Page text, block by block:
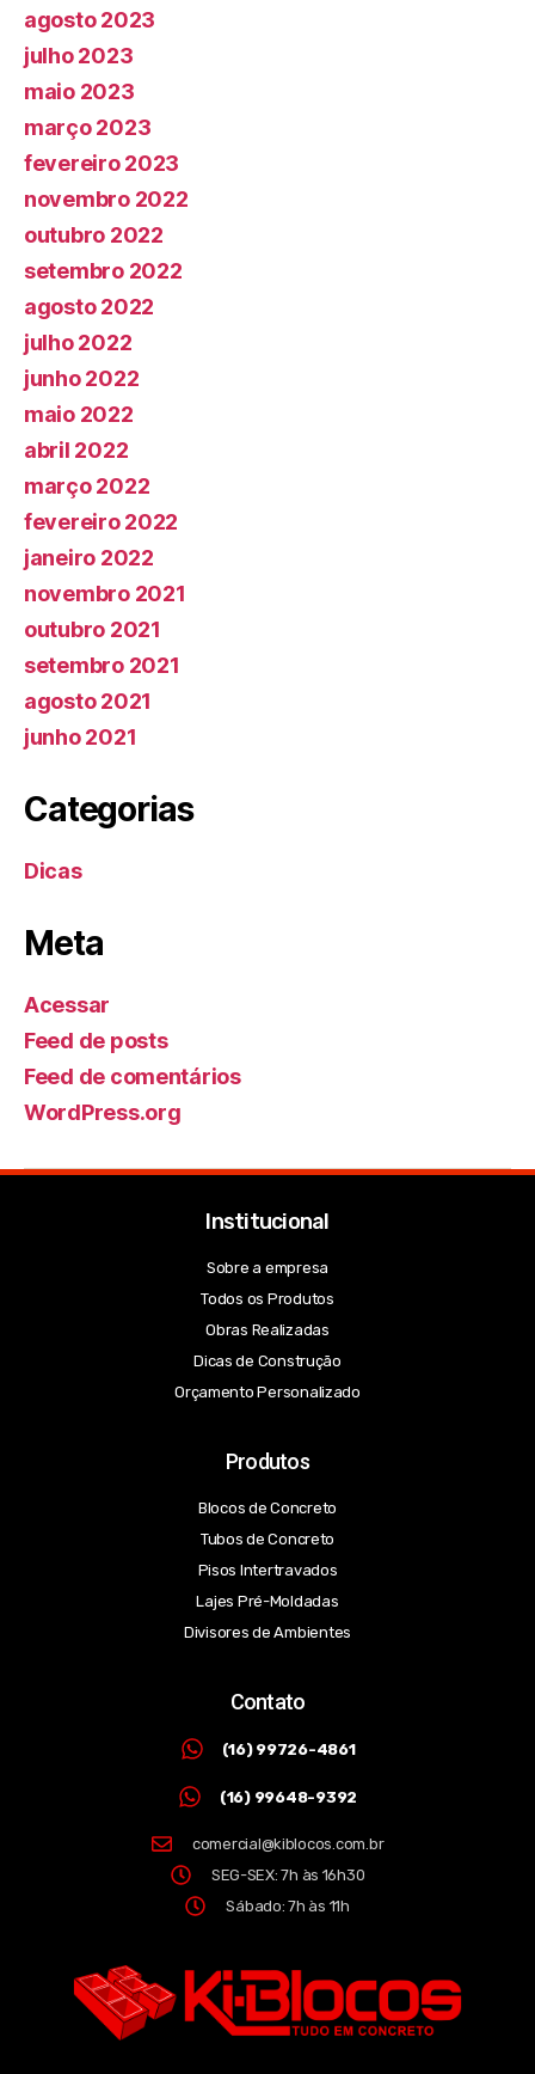
agosto 2023
julho 2023
maio 2023
março 2023
fevereiro 2023
novembro 2022
outubro 2022
setembro 2022
agosto 2022
julho 2022
junho 2022
maio 2022
abril 2022
março 2022
fevereiro 2022
janeiro 2022
novembro 2021
outubro 2021
setembro 2021
agosto 2021
junho 2021
Categorias
Dicas
Meta
Acessar
Feed de posts
Feed de comentários
WordPress.org
Institucional
Sobre a empresa
Todos os Produtos
Obras Realizadas
Dicas de Construção
Orçamento Personalizado
Produtos
Blocos de Concreto
Tubos de Concreto
Pisos Intertravados
Lajes Pré-Moldadas
Divisores de Ambientes
Contato
(16) 99726-4861
(16) 99648-9392
comercial@kiblocos.com.br
SEG-SEX: 7h às 16h30
Sábado: 7h às 11h